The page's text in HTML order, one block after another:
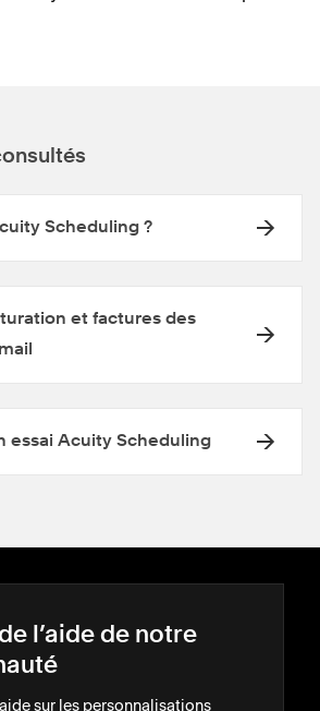
Scheduling ?
et factures des
essai Acuity Scheduling
l’aide de notre
sur les personnalisations